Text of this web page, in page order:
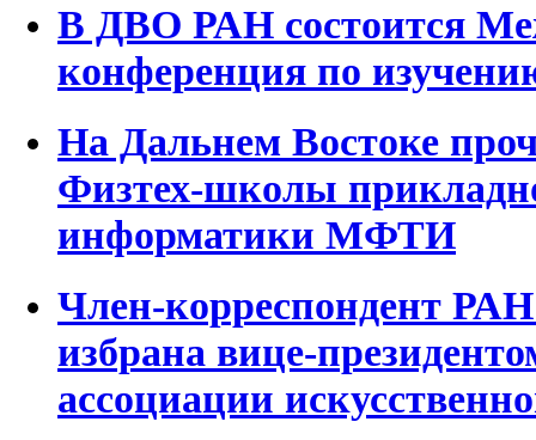
В ДВО РАН состоится
конференция по
На Дальнем Востоке
Физтех-школы
информатики МФТИ
Член-корреспондент
избрана вице-
ассоциации